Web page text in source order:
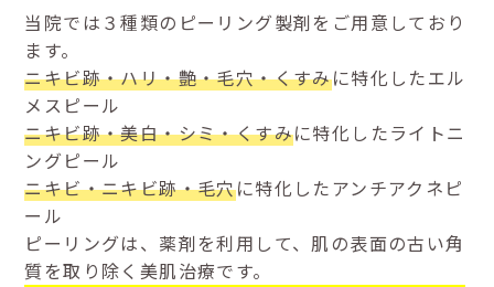
当院では３種類のピーリング製剤をご用意しており
ます。
ニキビ跡・ハリ・艶・毛穴・くすみに特化したエル
メスピール
ニキビ跡・美白・シミ・くすみに特化したライトニ
ングピール
ニキビ・ニキビ跡・毛穴に特化したアンチアクネピ
ール
ピーリングは、薬剤を利用して、肌の表面の古い角
質を取り除く美肌治療です。